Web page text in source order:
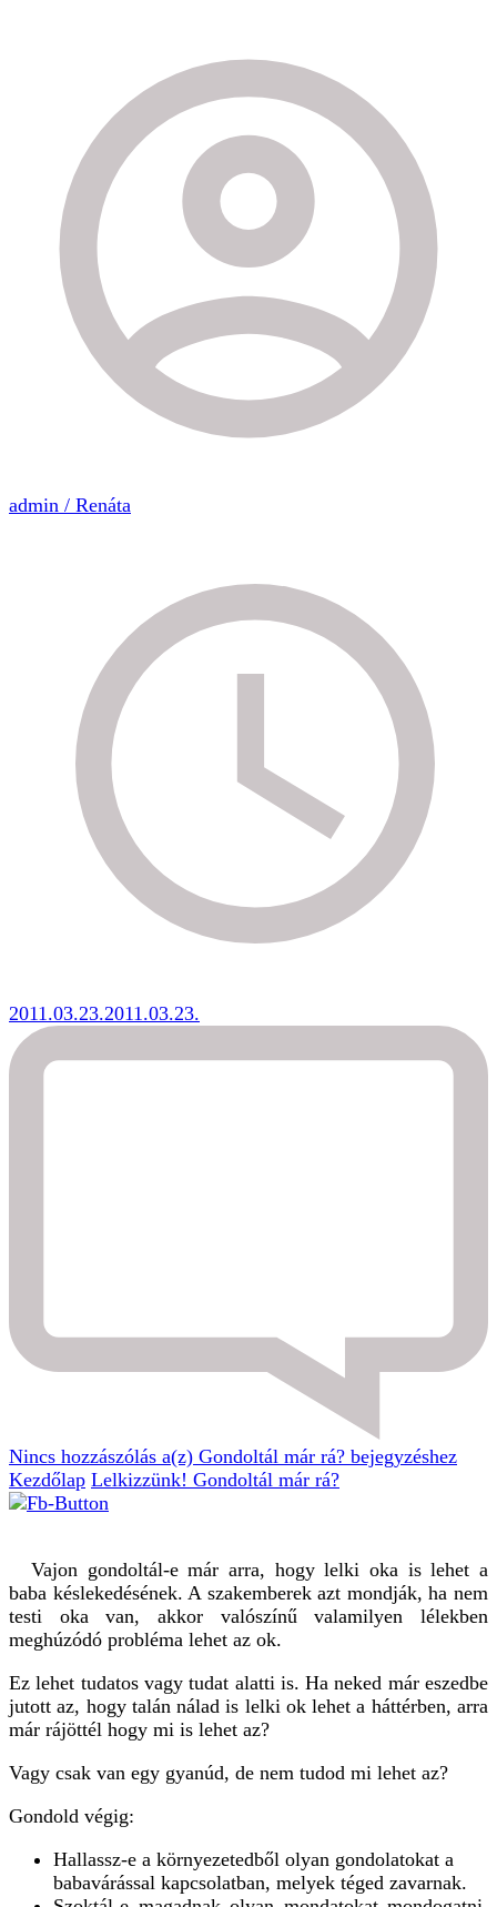
admin / Renáta
2011.03.23.2011.03.23.
Nincs hozzászólás a(z) Gondoltál már rá? bejegyzéshez
Kezdőlap Lelkizzünk! Gondoltál már rá?
Vajon gondoltál-e már arra, hogy lelki oka is lehet a
baba késlekedésének. A szakemberek azt mondják, ha nem
testi oka van, akkor valószínű valamilyen lélekben
meghúzódó probléma lehet az ok.
Ez lehet tudatos vagy tudat alatti is. Ha neked már eszedbe
jutott az, hogy talán nálad is lelki ok lehet a háttérben, arra
már rájöttél hogy mi is lehet az?
Vagy csak van egy gyanúd, de nem tudod mi lehet az?
Gondold végig:
Hallassz-e a környezetedből olyan gondolatokat a
babavárással kapcsolatban, melyek téged zavarnak.